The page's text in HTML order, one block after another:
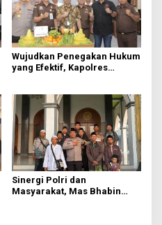
Wujudkan Penegakan Hukum
yang Efektif, Kapolres
Sinergi Polri dan
Masyarakat, Mas Bhabin